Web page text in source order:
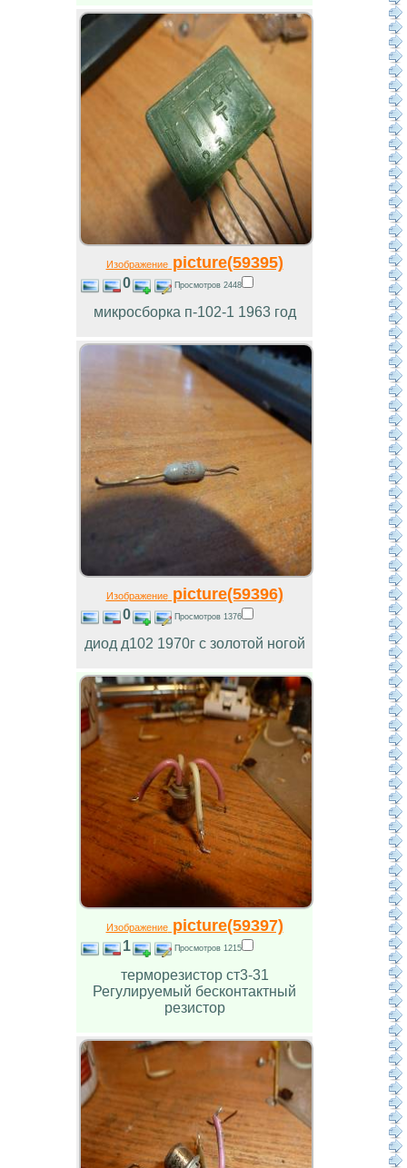
Изображениеpicture(59395)
0 Просмотров 2448
микросборка п-102-1 1963 год
Изображениеpicture(59396)
0 Просмотров 1376
диод д102 1970г с золотой ногой
Изображениеpicture(59397)
1 Просмотров 1215
терморезистор ст3-31
Регулируемый бесконтактный
резистор